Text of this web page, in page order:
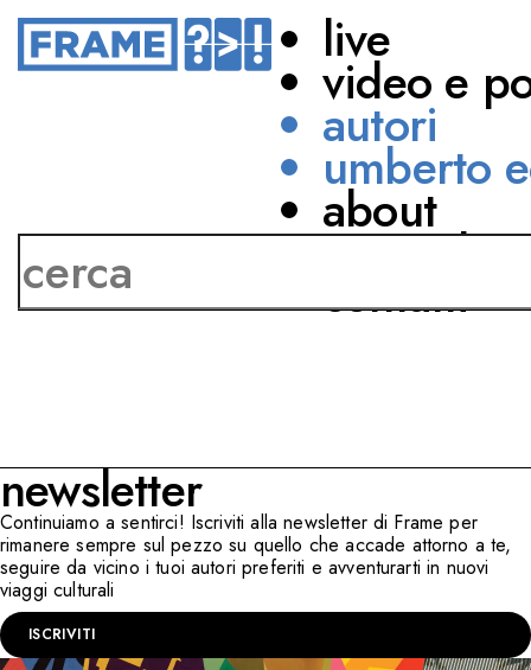
live
video e
autori
umberto
about
network
contatti
Giuseppe Patanè
newsletter
Continuiamo a sentirci! Iscriviti alla newsletter di Frame per
rimanere sempre sul pezzo su quello che accade attorno a te,
seguire da vicino i tuoi autori preferiti e avventurarti in nuovi
viaggi culturali
ISCRIVITI